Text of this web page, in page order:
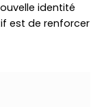
identité
est de renforcer